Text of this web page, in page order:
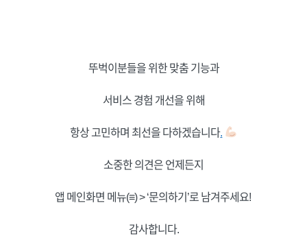
뚜벅이분들을 위한 맞춤 기능과
서비스 경험 개선을 위해
항상 고민하며 최선을 다하겠습니다.
소중한 의견은 언제든지
앱 메인화면 메뉴(≡) > ‘문의하기’로 남겨주세요!
감사합니다.